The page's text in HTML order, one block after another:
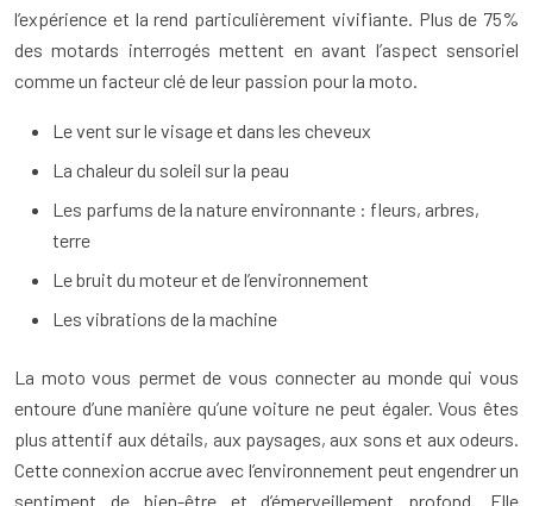
l’expérience et la rend particulièrement vivifiante. Plus de 75%
des motards interrogés mettent en avant l’aspect sensoriel
comme un facteur clé de leur passion pour la moto.
Le vent sur le visage et dans les cheveux
La chaleur du soleil sur la peau
Les parfums de la nature environnante : fleurs, arbres,
terre
Le bruit du moteur et de l’environnement
Les vibrations de la machine
La moto vous permet de vous connecter au monde qui vous
entoure d’une manière qu’une voiture ne peut égaler. Vous êtes
plus attentif aux détails, aux paysages, aux sons et aux odeurs.
Cette connexion accrue avec l’environnement peut engendrer un
sentiment de bien-être et d’émerveillement profond. Elle